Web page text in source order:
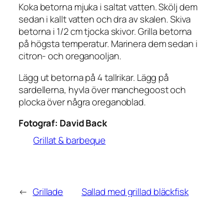
Koka betorna mjuka i saltat vatten. Skölj dem
sedan i kallt vatten och dra av skalen. Skiva
betorna i 1/2 cm tjocka skivor. Grilla betorna
på högsta temperatur. Marinera dem sedan i
citron- och oreganooljan.
Lägg ut betorna på 4 tallrikar. Lägg på
sardellerna, hyvla över manchegoost och
plocka över några oreganoblad.
Fotograf: David Back
Grillat & barbeque
← Grillade Sallad med grillad bläckfisk